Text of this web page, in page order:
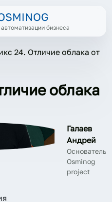
бизнеса
24. Отличие облака от
облака
Галаев
Андрей
Основатель
Osminog
project